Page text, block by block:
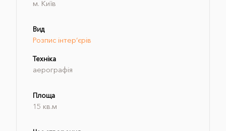
м. Київ
Вид
Розпис інтер‘єрів
Техніка
аерографія
Площа
15 кв.м